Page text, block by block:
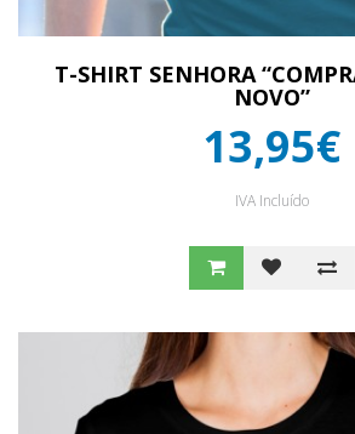
T-SHIRT SENHORA
NOVO”
13,95€
IVA Incluído